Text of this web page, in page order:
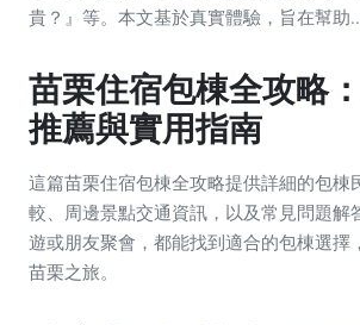
貴？』等。本文基於真實體驗，旨在幫助
苗栗住宿包棟全攻略
推薦與實用指南
這篇苗栗住宿包棟全攻略提供詳細的包棟
較、周邊景點交通資訊，以及常見問題解
遊或朋友聚會，都能找到適合的包棟選擇
苗栗之旅。